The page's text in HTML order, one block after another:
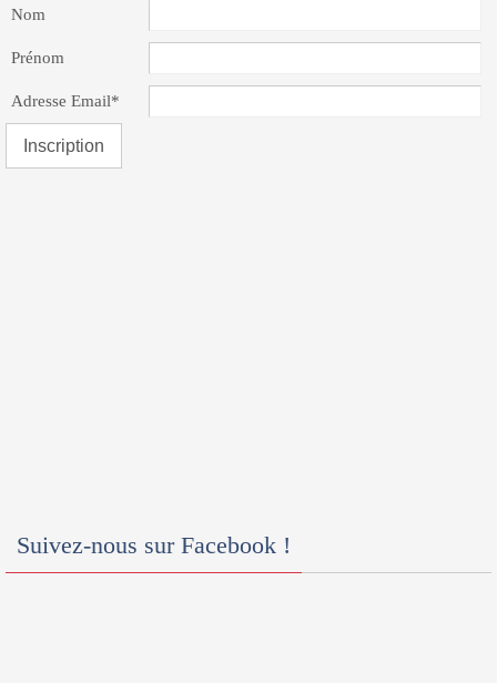
Nom
Prénom
Adresse Email*
Suivez-nous sur Facebook !